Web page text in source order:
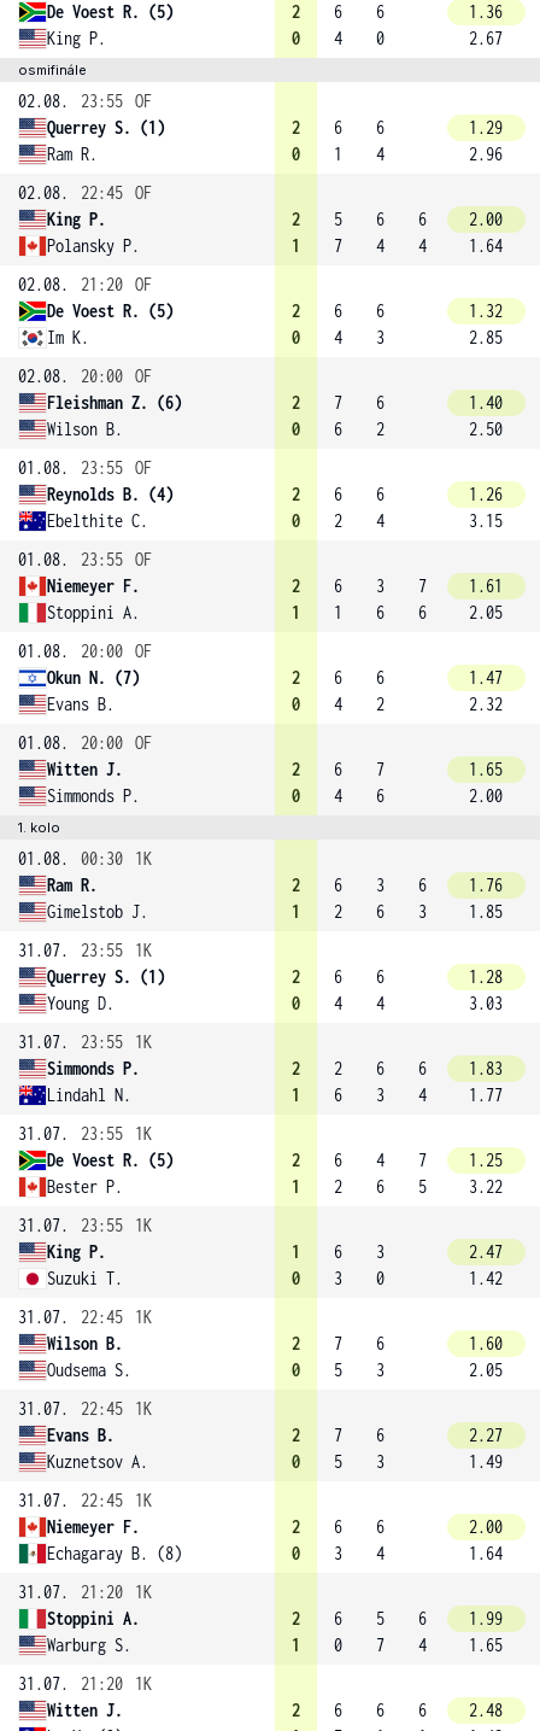
De Voest R. (5)
King P.
2
0
6
4
6
0
1.36
2.67
osmifinále
02.08. 23:55 OF
Querrey S. (1)
Ram R.
2
0
6
1
6
4
1.29
2.96
02.08.
22:45 OF
King P.
Polansky P.
2
1
5
7
6
4
6
4
2.00
1.64
02.08.
21:20 OF
De Voest R. (5)
Im K.
2
0
6
4
6
3
1.32
2.85
02.08.
20:00 OF
Fleishman Z. (6)
Wilson B.
2
0
7
6
6
2
1.40
2.50
01.08.
23:55 OF
Reynolds B. (4)
Ebelthite C.
2
0
6
2
6
4
1.26
3.15
01.08.
23:55 OF
Niemeyer F.
Stoppini A.
2
1
6
1
3
6
7
6
1.61
2.05
01.08.
20:00 OF
Okun N. (7)
Evans B.
2
0
6
4
6
2
1.47
2.32
01.08.
20:00 OF
Witten J.
Simmonds P.
2
0
6
4
7
6
1.65
2.00
1. kolo
01.08. 00:30
1K
Ram R.
Gimelstob J.
2
1
6
2
3
6
6
3
1.76
1.85
31.07.
23:55
1K
Querrey S. (1)
Young D.
2
0
6
4
6
4
1.28
3.03
31.07.
23:55
1K
Simmonds P.
Lindahl N.
2
1
2
6
6
3
6
4
1.83
1.77
31.07.
23:55
1K
De Voest R. (5)
Bester P.
2
1
6
2
4
6
7
5
1.25
3.22
31.07.
23:55
1K
King P.
Suzuki T.
1
0
6
3
3
0
2.47
1.42
31.07.
22:45
1K
Wilson B.
Oudsema S.
2
0
7
5
6
3
1.60
2.05
31.07.
22:45
1K
Evans B.
Kuznetsov A.
2
0
7
5
6
3
2.27
1.49
31.07.
22:45
1K
Niemeyer F.
Echagaray B. (8)
2
0
6
3
6
4
2.00
1.64
31.07.
21:20
1K
Stoppini A.
Warburg S.
2
1
6
0
5
7
6
4
1.99
1.65
31.07.
21:20
1K
Witten J.
2
6
6
6
2.48